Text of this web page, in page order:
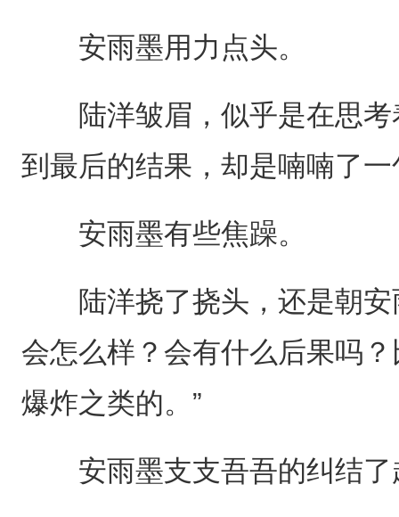
安雨墨用力点头。
陆洋皱眉，似乎是在思考
到最后的结果，却是喃喃了
安雨墨有些焦躁。
陆洋挠了挠头，还是朝安
会怎么样？会有什么后果吗
爆炸之类的。”
安雨墨支支吾吾的纠结了